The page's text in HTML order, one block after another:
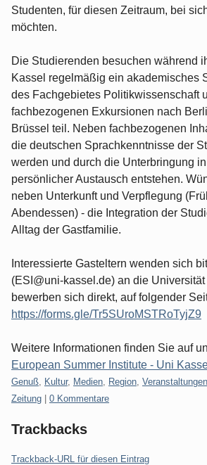
Studenten, für diesen Zeitraum, bei
möchten.
Die Studierenden besuchen während
Kassel regelmäßig ein akademisches
des Fachgebietes Politikwissenschaft
fachbezogenen Exkursionen nach
Brüssel teil. Neben fachbezogenen
die deutschen Sprachkenntnisse der
werden und durch die Unterbringung
persönlicher Austausch entstehen.
neben Unterkunft und Verpflegung
Abendessen) - die Integration der
Alltag der Gastfamilie.
Interessierte Gasteltern wenden sich
(ESI@uni-kassel.de) an die
bewerben sich direkt, auf folgender
https://forms.gle/Tr5SUroMSTRoTyjZ9
Weitere Informationen finden Sie auf
European Summer Institute - Uni
Kategorien:
Genuß Kultur, Medien Region Veranstaltungen
Zeitung
0 Kommentare
Trackbacks
Trackback-URL für diesen Eintrag